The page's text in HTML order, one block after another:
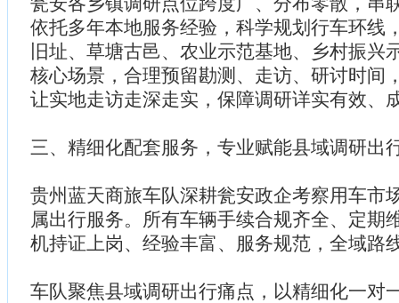
依托多年本地服务经验，科学规划行车环线
旧址、草塘古邑、农业示范基地、乡村振兴
核心场景，合理预留勘测、走访、研讨时间
让实地走访走深走实，保障调研详实有效、
三、精细化配套服务，专业赋能县域调研出
贵州蓝天商旅车队深耕瓮安政企考察用车市
属出行服务。所有车辆手续合规齐全、定期
机持证上岗、经验丰富、服务规范，全域路
车队聚焦县域调研出行痛点，以精细化一对